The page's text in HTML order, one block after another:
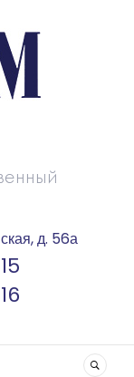
д. 56а